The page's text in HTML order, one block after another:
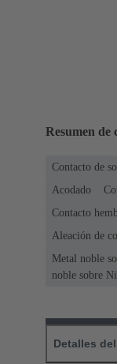
Resumen de
Contacto de
Acodado
Contacto
Aleación de
Metal noble
noble sobre
Detalles